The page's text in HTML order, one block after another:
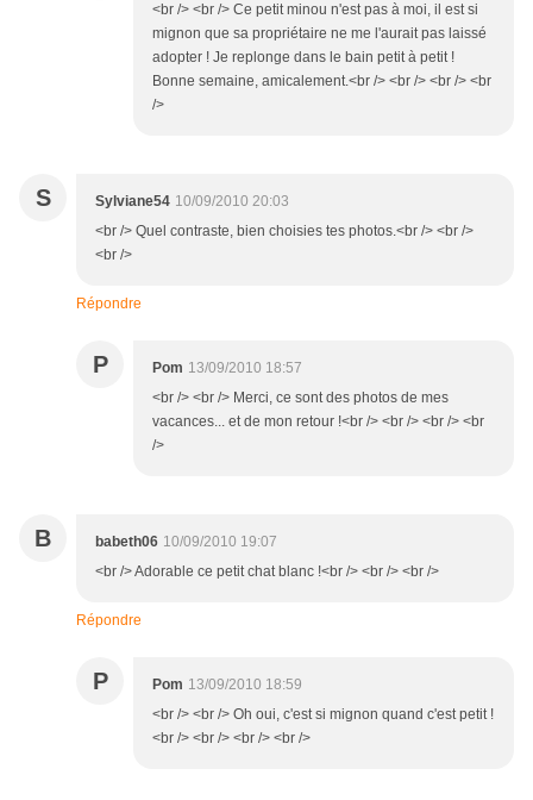
<br /> <br /> Ce petit minou n'est pas à moi, il est si
mignon que sa propriétaire ne me l'aurait pas laissé
adopter ! Je replonge dans le bain petit à petit !
Bonne semaine, amicalement.<br /> <br /> <br /> <br
/>
S Sylviane54 10/09/2010 20:03
<br /> Quel contraste, bien choisies tes photos.<br /> <br />
<br />
Répondre
P Pom 13/09/2010 18:57
<br /> <br /> Merci, ce sont des photos de mes
vacances... et de mon retour !<br /> <br /> <br /> <br
/>
B babeth06 10/09/2010 19:07
<br /> Adorable ce petit chat blanc !<br /> <br /> <br />
Répondre
P Pom 13/09/2010 18:59
<br /> <br /> Oh oui, c'est si mignon quand c'est petit !
<br /> <br /> <br /> <br />